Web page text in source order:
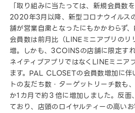
「取り組みに当たっては、新規会員数
2020年3月以降、新型コロナウイルス
舗が営業自粛となったにもかかわらず
会員数は前月比（LINEミニアプリのリ
増。しかも、3COINSの店舗に限定す
ネイティブアプリではなくLINEミニア
ます。PAL CLOSETの会員数増加に
トの友だち数・ターゲットリーチ数も
か1カ月で約３倍に増加しました。反面
ており、店頭のロイヤルティーの高い